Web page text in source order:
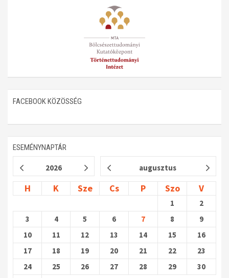
FACEBOOK KÖZÖSSÉG
ESEMÉNYNAPTÁR
2026 augusztus
H K Sze Cs P Szo V
1
2
3
4 5 6 7 8
9
10
11 12 13 14 15
16
17
18 19 20 21 22
23
24
25 26 27 28 29
30